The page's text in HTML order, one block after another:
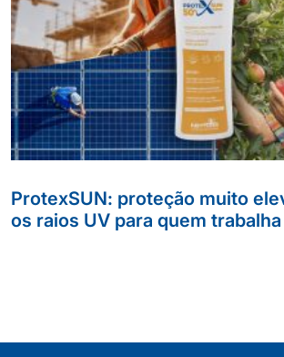
ProtexSUN: proteção muito
os raios UV para quem